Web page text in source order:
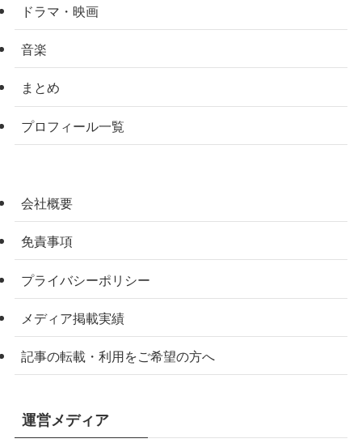
ドラマ・映画
音楽
まとめ
プロフィール一覧
会社概要
免責事項
プライバシーポリシー
メディア掲載実績
記事の転載・利用をご希望の方へ
運営メディア